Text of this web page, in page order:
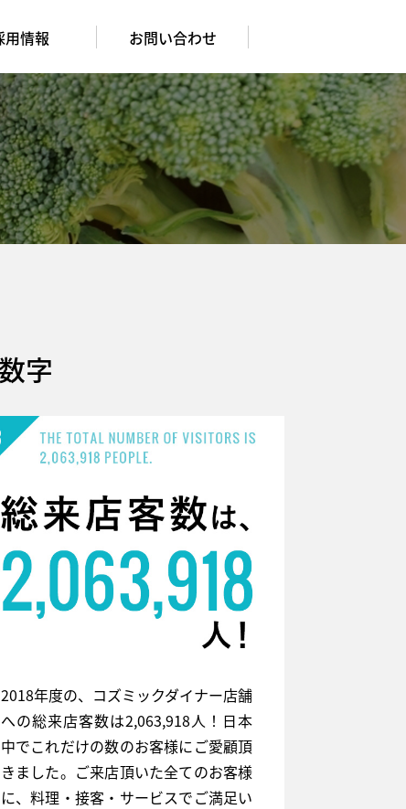
用情報 お問い合わせ
字
2018年度の、コズミックダイナー店舗
への総来店客数は2,063,918人！日本
中でこれだけの数のお客様にご愛顧頂
きました。ご来店頂いた全てのお客様
に、料理・接客・サービスでご満足い